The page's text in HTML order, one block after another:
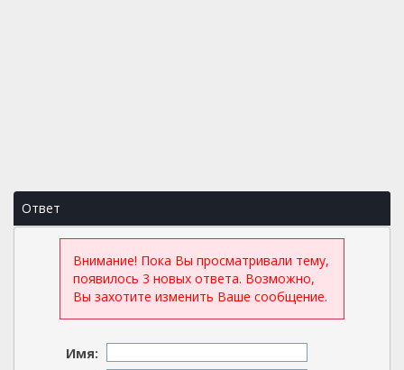
Ответ
Внимание! Пока Вы просматривали тему,
появилось 3 новых ответа. Возможно,
Вы захотите изменить Ваше сообщение.
Имя: